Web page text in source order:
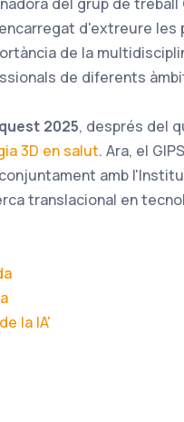
d'extreure
de la
de diferents
2025, després del
3D en salut. Ara, el
amb
translacional en
la IA'